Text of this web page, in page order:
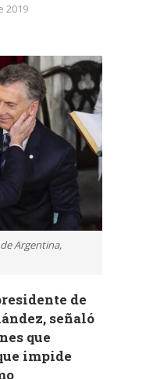
2019
Argentina,
de
señaló
que
impide